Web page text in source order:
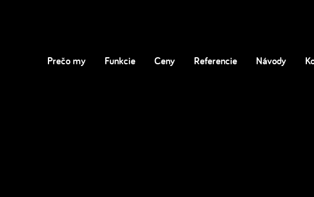
Prečo my Funkcie Ceny Referencie Návody